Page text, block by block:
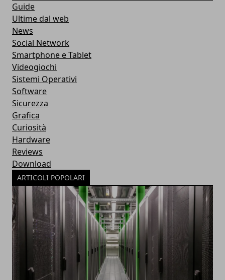
Guide
Ultime dal web
News
Social Network
Smartphone e Tablet
Videogiochi
Sistemi Operativi
Software
Sicurezza
Grafica
Curiosità
Hardware
Reviews
Download
ARTICOLI POPOLARI